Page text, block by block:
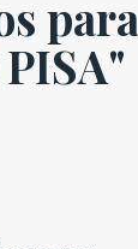
para